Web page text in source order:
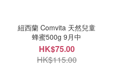
紐西蘭 Comvita 天然兒童
蜂蜜500g 9月中
HK$75.00
HK$115.00